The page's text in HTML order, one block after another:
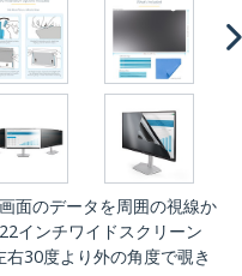
面のデータを周囲の視線か
インチワイドスクリーン
右30度より外の角度で覗き